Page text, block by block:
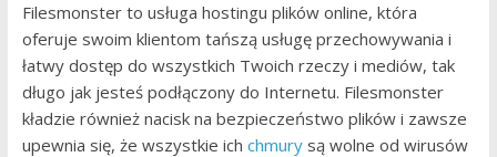
Filesmonster to usługa hostingu plików online, która
oferuje swoim klientom tańszą usługę przechowywania i
łatwy dostęp do wszystkich Twoich rzeczy i mediów, tak
długo jak jesteś podłączony do Internetu. Filesmonster
kładzie również nacisk na bezpieczeństwo plików i zawsze
upewnia się, że wszystkie ich chmury są wolne od wirusów